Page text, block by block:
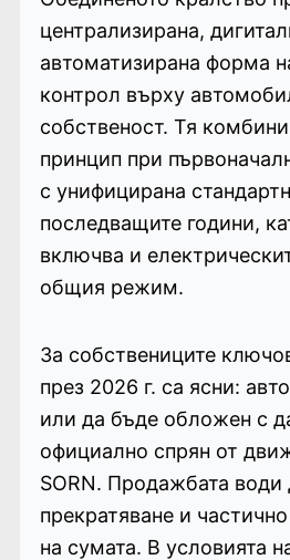
централизирана,
автоматизирана форма
контрол върху
собственост. Тя
принцип при
с унифицирана
последващите години,
включва и
общия режим.
За собствениците
през 2026 г. са ясни:
или да бъде обложен с
официално спрян от
SORN. Продажбата води
прекратяване и
на сумата. В условията